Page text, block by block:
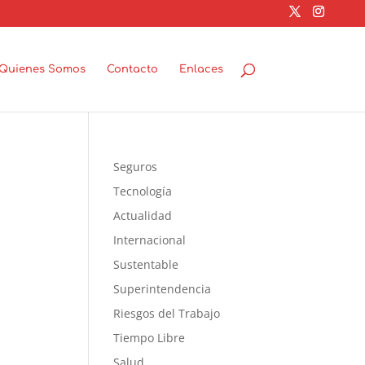
Somos Contacto Enlaces
Seguros
Tecnología
Actualidad
Internacional
Sustentable
Superintendencia
Riesgos del Trabajo
Tiempo Libre